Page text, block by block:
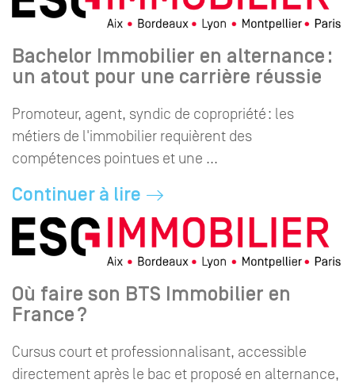
Bachelor Immobilier en alternance :
un atout pour une carrière réussie
Promoteur, agent, syndic de copropriété : les
métiers de l'immobilier requièrent des
compétences pointues et une ...
Continuer à lire
Où faire son BTS Immobilier en
France ?
Cursus court et professionnalisant, accessible
directement après le bac et proposé en alternance,